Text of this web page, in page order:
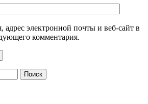
адрес электронной почты и веб-сайт в
комментария.